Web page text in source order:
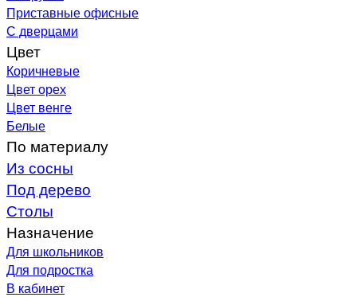
Приставные офисные
С дверцами
Цвет
Коричневые
Цвет орех
Цвет венге
Белые
По материалу
Из сосны
Под дерево
Столы
Назначение
Для школьников
Для подростка
В кабинет